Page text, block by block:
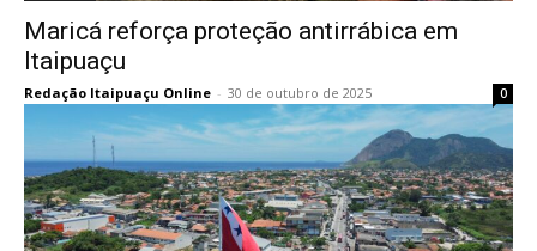
Maricá reforça proteção antirrábica em
Itaipuaçu
Redação Itaipuaçu Online - 30 de outubro de 2025 0